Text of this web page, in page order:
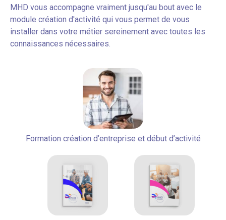
MHD vous accompagne vraiment jusqu'au bout avec le
module création d'activité qui vous permet de vous
installer dans votre métier sereinement avec toutes les
connaissances nécessaires.
Formation création d’entreprise et début d’activité